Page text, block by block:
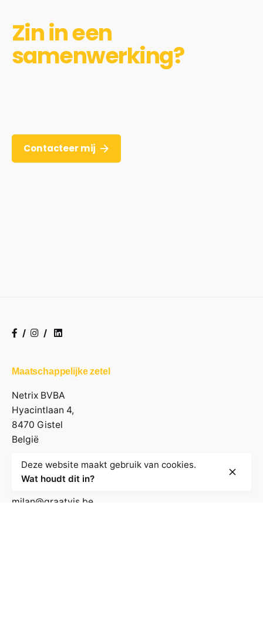
Zin in een
samenwerking?
Contacteer mij
/ /
Maatschappelijke zetel
Netrix BVBA
Hyacintlaan 4,
8470 Gistel
België
Contactgegevens
milan@graatvis.be
Deze website maakt gebruik van cookies.
Wat houdt dit in?